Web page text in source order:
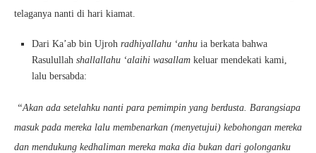
telaganya nanti di hari kiamat.
Dari Ka’ab bin Ujroh radhiyallahu ‘anhu ia berkata bahwa
Rasulullah shallallahu ‘alaihi wasallam keluar mendekati kami,
lalu bersabda:
“Akan ada setelahku nanti para pemimpin yang berdusta. Barangsiapa
masuk pada mereka lalu membenarkan (menyetujui) kebohongan mereka
dan mendukung kedhaliman mereka maka dia bukan dari golonganku